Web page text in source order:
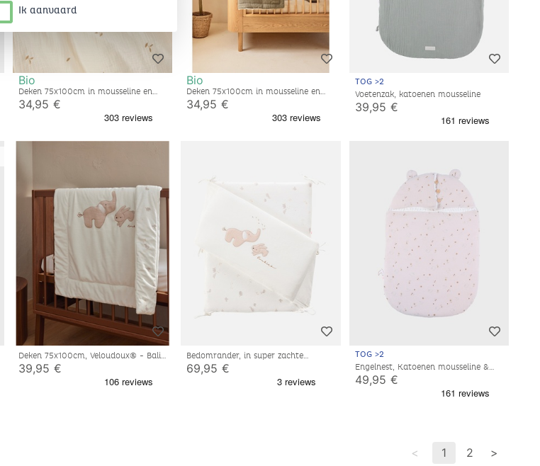
Bio
Deken 75x100cm in mousseline en
sherpa écru
34,95 €
Bio
Deken 75x100cm in mousseline en
sherpa kaki
34,95 €
TOG >2
Voetenzak, katoenen mousseline
39,95 €
Deken 75x100cm, Veloudoux® - Bali
en Moka
39,95 €
Bedomrander, in super zachte
Veloudoux®
69,95 €
TOG >2
Engelnest, Katoenen mousseline &
Sherpa
49,95 €
< 1 2 >
Ik aanvaard